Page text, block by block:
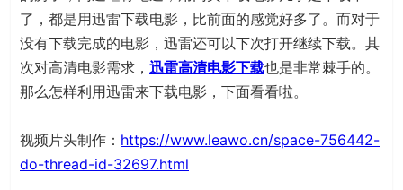
了，都是用迅雷下载电影，比前面的感觉好多了。而对于
没有下载完成的电影，迅雷还可以下次打开继续下载。其
次对高清电影需求， 迅雷高清电影下载也是非常棘手的。
那么怎样利用迅雷来下载电影，下面看看啦。
视频片头制作： https://www.leawo.cn/space-756442-
do-thread-id-32697.html